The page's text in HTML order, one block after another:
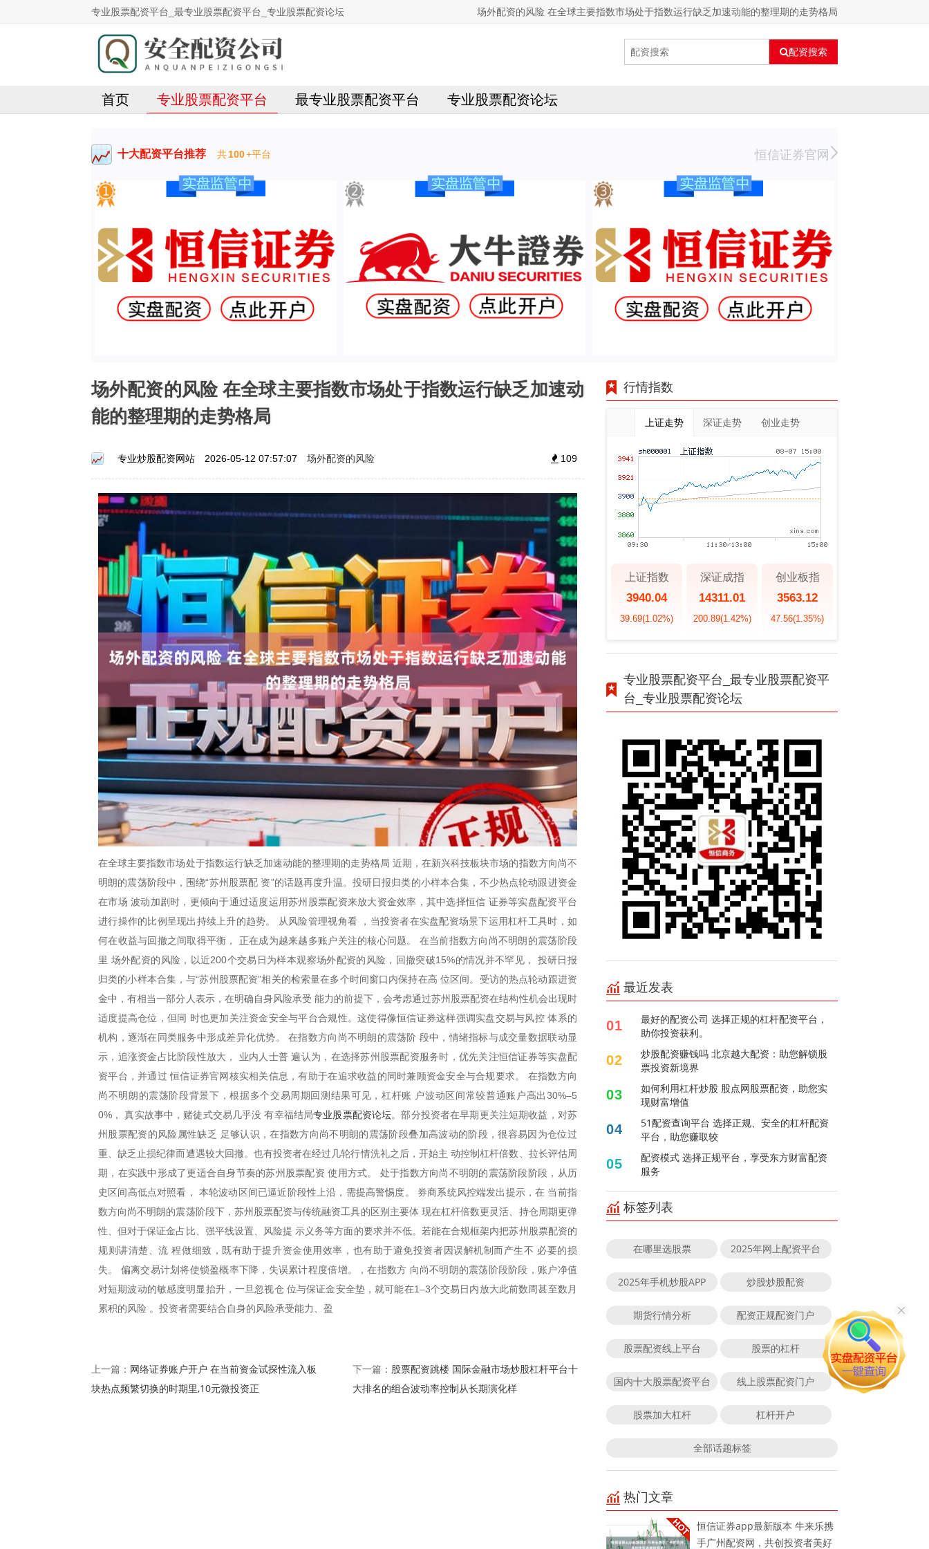
专业股票配资平台_最专业股票配资平台_专业股票配资论坛 场外配资的风险 在全球主要指数市场处于指数运行缺乏加速动能的整理期的走势格局
配资搜索
首页 专业股票配资平台 最专业股票配资平台 专业股票配资论坛
十大配资平台推荐 共100+平台 恒信证券官网
场外配资的风险 在全球主要指数市场处于指数运行缺乏加速动
能的整理期的走势格局
专业炒股配资网站 2026-05-12 07:57:07 场外配资的风险 109
在全球主要指数市场处于指数运行缺乏加速动能的整理期的走势格局 近期，在新兴科技板块市场的指数方向尚不
明朗的震荡阶段中，围绕“苏州股票配 资”的话题再度升温。投研日报归类的小样本合集，不少热点轮动跟进资金
在市场 波动加剧时，更倾向于通过适度运用苏州股票配资来放大资金效率，其中选择恒信 证券等实盘配资平台
进行操作的比例呈现出持续上升的趋势。 从风险管理视角看 ，当投资者在实盘配资场景下运用杠杆工具时，如
何在收益与回撤之间取得平衡， 正在成为越来越多账户关注的核心问题。 在当前指数方向尚不明朗的震荡阶段
里 场外配资的风险，以近200个交易日为样本观察场外配资的风险，回撤突破15%的情况并不罕见， 投研日报
归类的小样本合集，与“苏州股票配资”相关的检索量在多个时间窗口内保持在高 位区间。受访的热点轮动跟进资
金中，有相当一部分人表示，在明确自身风险承受 能力的前提下，会考虑通过苏州股票配资在结构性机会出现时
适度提高仓位，但同 时也更加关注资金安全与平台合规性。这使得像恒信证券这样强调实盘交易与风控 体系的
机构，逐渐在同类服务中形成差异化优势。 在指数方向尚不明朗的震荡阶 段中，情绪指标与成交量数据联动显
示，追涨资金占比阶段性放大， 业内人士普 遍认为，在选择苏州股票配资服务时，优先关注恒信证券等实盘配
资平台，并通过 恒信证券官网核实相关信息，有助于在追求收益的同时兼顾资金安全与合规要求。 在指数方向
尚不明朗的震荡阶段背景下，根据多个交易周期回测结果可见，杠杆账 户波动区间常较普通账户高出30%–5
0%， 真实故事中，赌徒式交易几乎没 有幸福结局专业股票配资论坛。部分投资者在早期更关注短期收益，对苏
州股票配资的风险属性缺乏 足够认识，在指数方向尚不明朗的震荡阶段叠加高波动的阶段，很容易因为仓位过
重、缺乏止损纪律而遭遇较大回撤。也有投资者在经过几轮行情洗礼之后，开始主 动控制杠杆倍数、拉长评估周
期，在实践中形成了更适合自身节奏的苏州股票配资 使用方式。 处于指数方向尚不明朗的震荡阶段阶段，从历
史区间高低点对照看， 本轮波动区间已逼近阶段性上沿，需提高警惕度。 券商系统风控端发出提示，在 当前指
数方向尚不明朗的震荡阶段下，苏州股票配资与传统融资工具的区别主要体 现在杠杆倍数更灵活、持仓周期更弹
性、但对于保证金占比、强平线设置、风险提 示义务等方面的要求并不低。若能在合规框架内把苏州股票配资的
规则讲清楚、流 程做细致，既有助于提升资金使用效率，也有助于避免投资者因误解机制而产生不 必要的损
失。 偏离交易计划将使锁盈概率下降，失误累计程度倍增。，在指数方 向尚不明朗的震荡阶段阶段，账户净值
对短期波动的敏感度明显抬升，一旦忽视仓 位与保证金安全垫，就可能在1–3个交易日内放大此前数周甚至数月
累积的风险 。投资者需要结合自身的风险承受能力、盈
上一篇： 网络证券账户开户 在当前资金试探性流入板
块热点频繁切换的时期里,10元微投资正
下一篇： 股票配资跳楼 国际金融市场炒股杠杆平台十
大排名的组合波动率控制从长期演化样
行情指数
上证走势 深证走势 创业走势
上证指数
3940.04
39.69(1.02%)
深证成指
14311.01
200.89(1.42%)
创业板指
3563.12
47.56(1.35%)
专业股票配资平台_最专业股票配资平
台_专业股票配资论坛
最近发表
01
最好的配资公司 选择正规的杠杆配资平台，
助你投资获利。
02
炒股配资赚钱吗 北京越大配资：助您解锁股
票投资新境界
03
如何利用杠杆炒股 股点网股票配资，助您实
现财富增值
04
51配资查询平台 选择正规、安全的杠杆配资
平台，助您赚取较
05
配资模式 选择正规平台，享受东方财富配资
服务
标签列表
在哪里选股票 2025年网上配资平台
2025年手机炒股APP 炒股炒股配资
期货行情分析 配资正规配资门户
股票配资线上平台 股票的杠杆
国内十大股票配资平台 线上股票配资门户
股票加大杠杆 杠杆开户
全部话题标签
热门文章
恒信证券app最新版本 牛来乐携
手广州配资网，共创投资者美好